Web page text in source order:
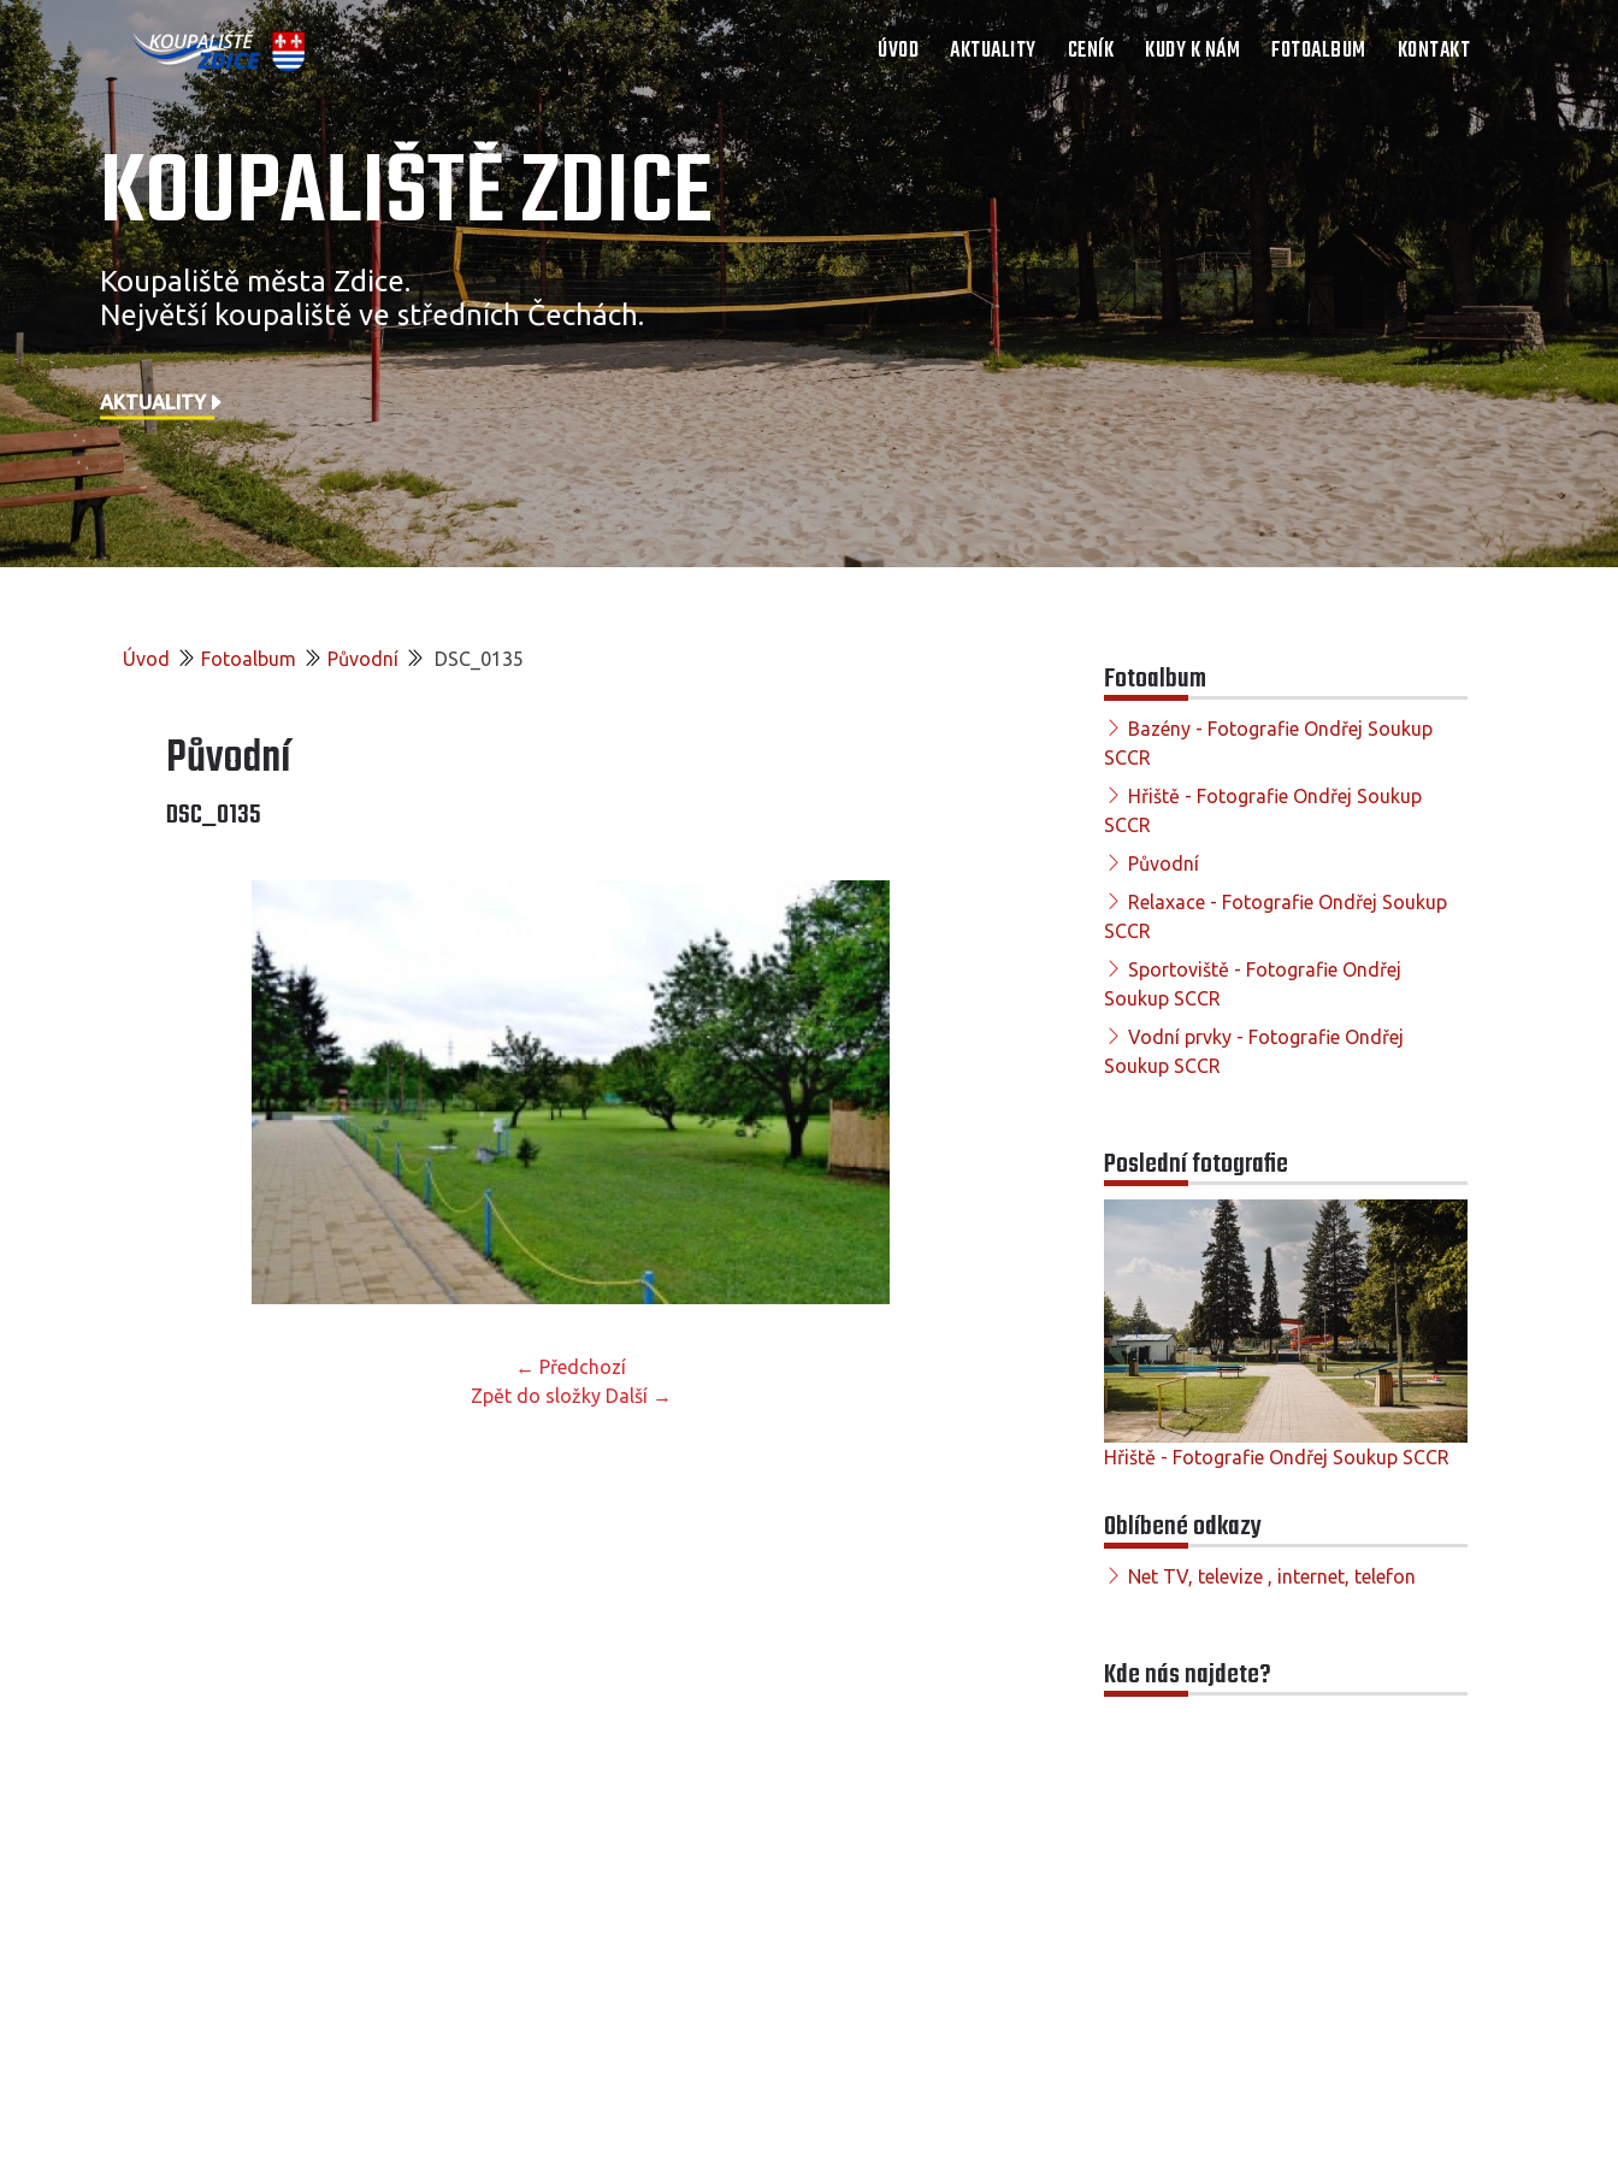
ÚVOD AKTUALITY CENÍK KUDY K NÁM FOTOALBUM KONTAKT
KOUPALIŠTĚ ZDICE
Koupaliště města Zdice.
Největší koupaliště ve středních Čechách.
AKTUALITY
Úvod Fotoalbum Původní DSC_0135
Původní
DSC_0135
← Předchozí
Zpět do složky Další →
Fotoalbum
Bazény - Fotografie Ondřej Soukup
SCCR
Hřiště - Fotografie Ondřej Soukup
SCCR
Původní
Relaxace - Fotografie Ondřej Soukup
SCCR
Sportoviště - Fotografie Ondřej
Soukup SCCR
Vodní prvky - Fotografie Ondřej
Soukup SCCR
Poslední fotografie
Hřiště - Fotografie Ondřej Soukup SCCR
Oblíbené odkazy
Net TV, televize , internet, telefon
Kde nás najdete?